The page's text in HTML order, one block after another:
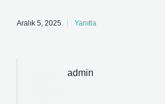
Aralık 5, 2025 Yanıtla
admin